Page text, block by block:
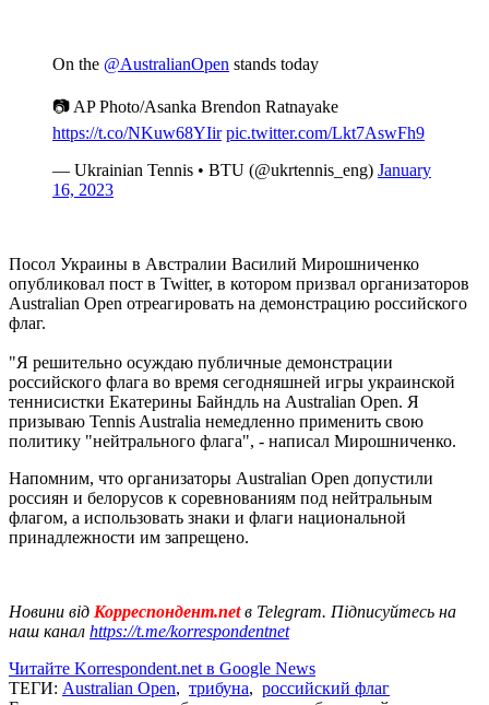
On the @AustralianOpen stands today
📷 AP Photo/Asanka Brendon Ratnayake
https://t.co/NKuw68YIir pic.twitter.com/Lkt7AswFh9
— Ukrainian Tennis • BTU (@ukrtennis_eng) January
16, 2023
Посол Украины в Австралии Василий Мирошниченко
опубликовал пост в Twitter, в котором призвал организаторов
Australian Open отреагировать на демонстрацию российского
флаг.
"Я решительно осуждаю публичные демонстрации
российского флага во время сегодняшней игры украинской
теннисистки Екатерины Байндль на Australian Open. Я
призываю Tennis Australia немедленно применить свою
политику "нейтрального флага", - написал Мирошниченко.
Напомним, что организаторы Australian Open допустили
россиян и белорусов к соревнованиям под нейтральным
флагом, а использовать знаки и флаги национальной
принадлежности им запрещено.
Новини від Корреспондент.netв Telegram. Підписуйтесь на
наш канал https://t.me/korrespondentnet
Читайте Korrespondent.net в Google News
ТЕГИ: Australian Open, трибуна, российский флаг